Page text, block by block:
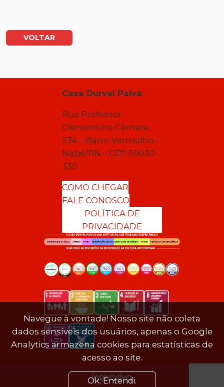
VOLTAR
Casa Durval Paiva
Rua Professor
Clementino Câmara,
234 – Barro Vermelho –
Natal/RN – CEP 59030-
330
COMO CHEGAR
FALE CONOSCO
POLÍTICA DE
PRIVACIDADE
Navegue à vontade! Nosso site não coleta
dados sensíveis dos usuários, apenas o Google
Analytics armazena cookies para estatísticas de
acesso ao site.
Ok. Entendi.